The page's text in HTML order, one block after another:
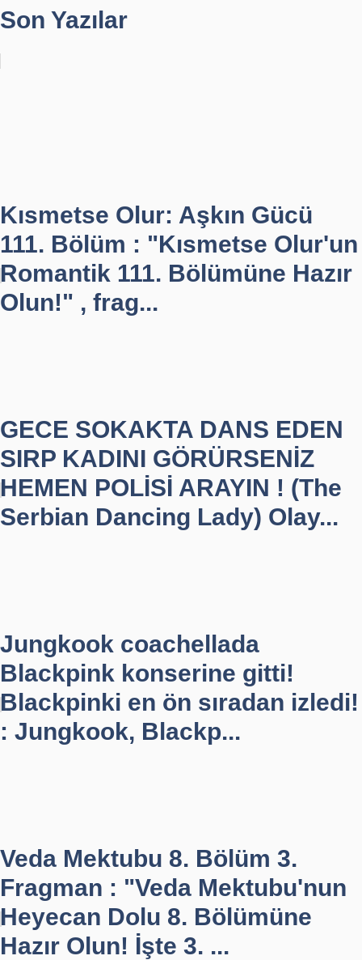
Son Yazılar
Kısmetse Olur: Aşkın Gücü
111. Bölüm : "Kısmetse Olur'un
Romantik 111. Bölümüne Hazır
Olun!" , frag...
GECE SOKAKTA DANS EDEN
SIRP KADINI GÖRÜRSENİZ
HEMEN POLİSİ ARAYIN ! (The
Serbian Dancing Lady) Olay...
Jungkook coachellada
Blackpink konserine gitti!
Blackpinki en ön sıradan izledi!
: Jungkook, Blackp...
Veda Mektubu 8. Bölüm 3.
Fragman : "Veda Mektubu'nun
Heyecan Dolu 8. Bölümüne
Hazır Olun! İşte 3. ...